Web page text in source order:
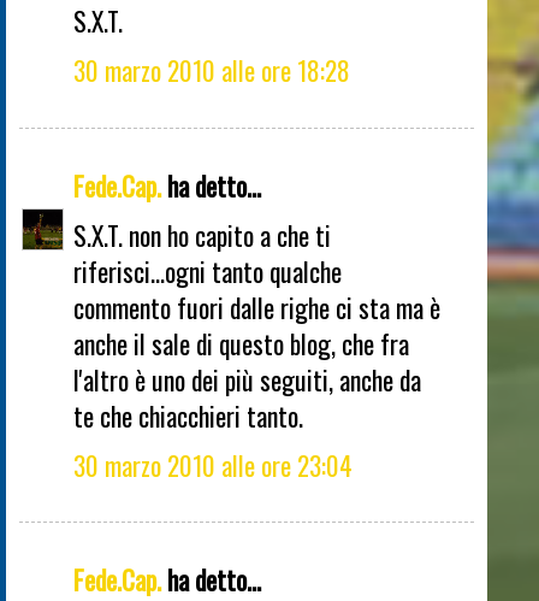
S.X.T.
30 marzo 2010 alle ore 18:28
Fede.Cap.ha detto...
S.X.T. non ho capito a che ti
riferisci...ogni tanto qualche
commento fuori dalle righe ci sta ma è
anche il sale di questo blog, che fra
l'altro è uno dei più seguiti, anche da
te che chiacchieri tanto.
30 marzo 2010 alle ore 23:04
Fede.Cap.ha detto...